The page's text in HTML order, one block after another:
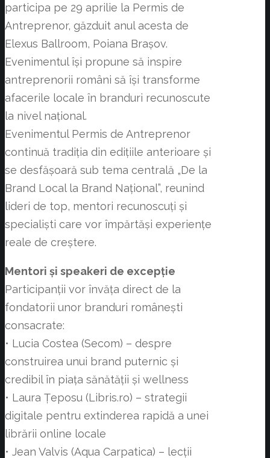
participa pe 29 aprilie la Permis de
Antreprenor, găzduit anul acesta de
Elexus Ballroom, Poiana Brașov.
Evenimentul își propune să inspire
antreprenorii români să își transforme
afacerile locale în branduri recunoscute
la nivel național.
Evenimentul Permis de Antreprenor
continuă tradiția din edițiile anterioare și
se desfășoară sub tema centrală „De la
Brand Local la Brand Național”, reunind
lideri de top, mentori recunoscuți și
specialiști care vor împărtăși experiențe
reale de creștere.
Mentori și speakeri de excepție
Participanții vor învăța direct de la
fondatorii unor branduri românești
consacrate:
• Lucia Costea (Secom) – despre
construirea unui brand puternic și
credibil în piața sănătății și wellness
• Laura Țeposu (Libris.ro) – strategii
digitale pentru extinderea rapidă a unei
librării online locale
• Jean Valvis (Aqua Carpatica) – lecții